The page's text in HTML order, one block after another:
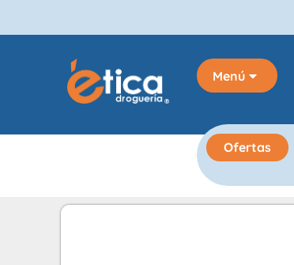
Menú
Ofertas